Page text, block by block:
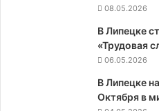
08.05.2026
В Липецке
«Трудовая
06.05.2026
В Липецке
Октября в